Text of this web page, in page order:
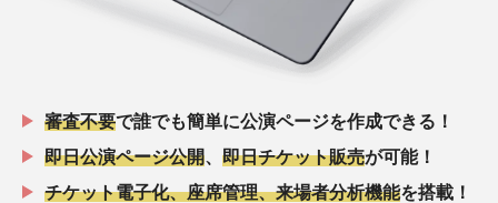
審査不要で誰でも簡単に公演ページを作成できる！
即日公演ページ公開
即日チケット販売が可能！
チケット電子化、座席管理、来場者分析機能を搭載！